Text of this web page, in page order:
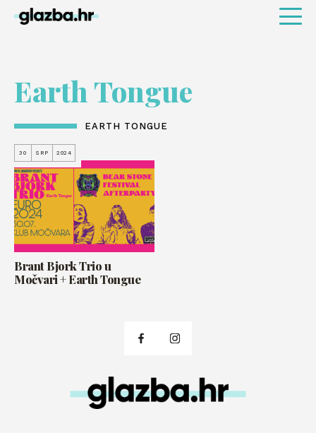
Earth Tongue
EARTH TONGUE
30 SRP 2024
Brant Bjork Trio u
Močvari + Earth Tongue